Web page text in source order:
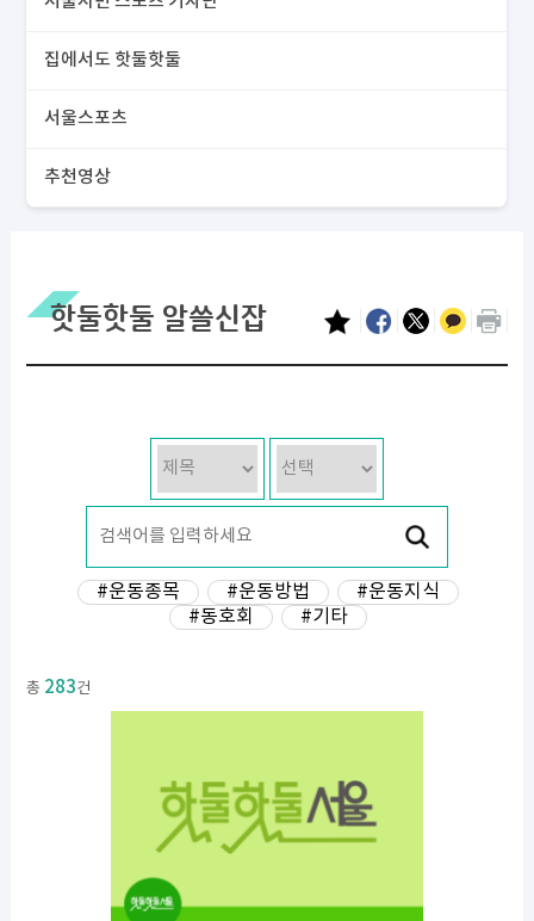
집에서도 핫둘핫둘
서울스포츠
추천영상
핫둘핫둘 알쓸신잡
#운동종목 #운동방법
#운동지식
#동호회
#기타
총 283건